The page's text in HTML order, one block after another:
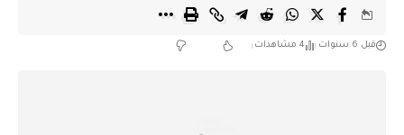
قبل 6 سنوات 4 مشاهدات